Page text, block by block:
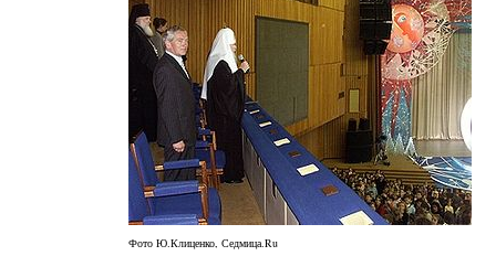
Фото Ю.Клиценко, Седмица.Ru